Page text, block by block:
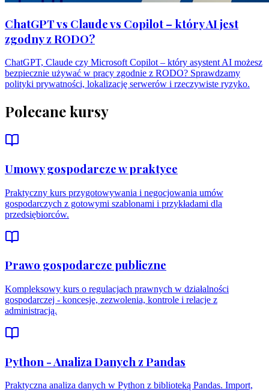
ChatGPT vs Claude vs Copilot – który AI jest
zgodny z RODO?
ChatGPT, Claude czy Microsoft Copilot – który asystent AI możesz
bezpiecznie używać w pracy zgodnie z RODO? Sprawdzamy
polityki prywatności, lokalizację serwerów i rzeczywiste ryzyko.
Polecane kursy
Umowy gospodarcze w praktyce
Praktyczny kurs przygotowywania i negocjowania umów
gospodarczych z gotowymi szablonami i przykładami dla
przedsiębiorców.
Prawo gospodarcze publiczne
Kompleksowy kurs o regulacjach prawnych w działalności
gospodarczej - koncesje, zezwolenia, kontrole i relacje z
administracją.
Python - Analiza Danych z Pandas
Praktyczna analiza danych w Python z biblioteką Pandas. Import,